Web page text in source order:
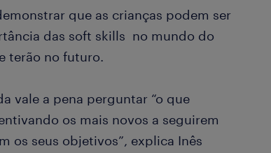
que as crianças podem ser
das soft skills no mundo do
terão no futuro.
vale a pena perguntar “o que
os mais novos a seguirem
os seus objetivos”, explica Inês